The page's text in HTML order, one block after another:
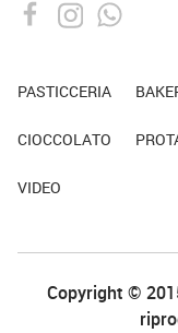
PASTICCERIA
CIOCCOLATO
VIDEO
Copyright ©